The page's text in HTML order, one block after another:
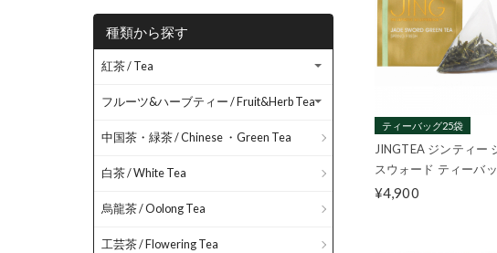
ティーバッグ25袋
JINGTEA ジンティー
スウォード ティーバ
¥4,900
種類から探す
紅茶 / Tea
フルーツ&ハーブティー / Fruit&Herb Tea
中国茶・緑茶 / Chinese ・Green Tea
白茶 / White Tea
烏龍茶 / Oolong Tea
工芸茶 / Flowering Tea